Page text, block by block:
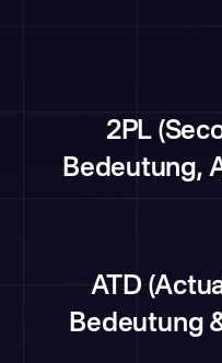
2PL
Bedeutung,
ATD
Bedeutung